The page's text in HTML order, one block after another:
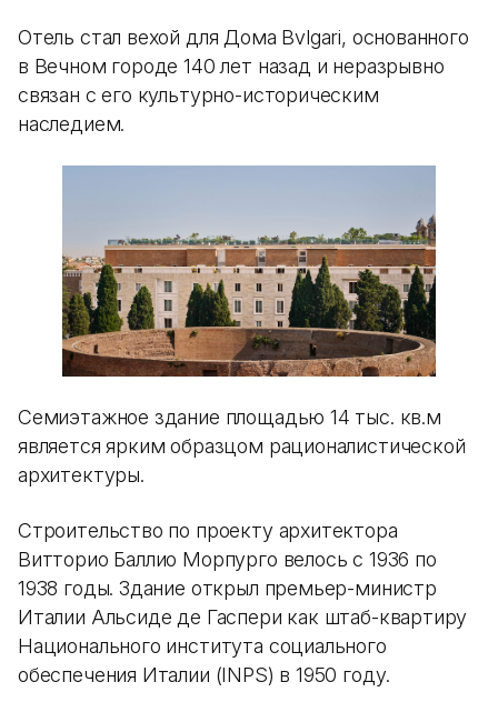
Отель стал вехой для Дома Bvlgari, основанного
в Вечном городе 140 лет назад и неразрывно
связан с его культурно-историческим
наследием.
Семиэтажное здание площадью 14 тыс. кв.м
является ярким образцом рационалистической
архитектуры.
Строительство по проекту архитектора
Витторио Баллио Морпурго велось с 1936 по
1938 годы. Здание открыл премьер-министр
Италии Альсиде де Гаспери как штаб-квартиру
Национального института социального
обеспечения Италии (INPS) в 1950 году.